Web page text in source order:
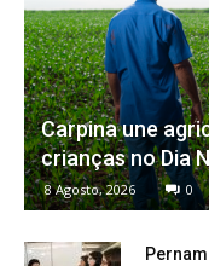
Carpina une
crianças no Dia
8 Agosto, 2026 0